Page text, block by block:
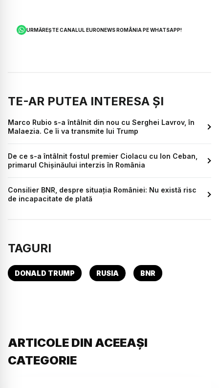
URMĂREȘTE CANALUL EURONEWS ROMÂNIA PE WHATSAPP!
TE-AR PUTEA INTERESA ȘI
Marco Rubio s-a întâlnit din nou cu Serghei Lavrov, în
Malaezia. Ce îi va transmite lui Trump
De ce s-a întâlnit fostul premier Ciolacu cu Ion Ceban,
primarul Chișinăului interzis în România
Consilier BNR, despre situația României: Nu există risc
de incapacitate de plată
TAGURI
DONALD TRUMP RUSIA BNR
ARTICOLE DIN ACEEAȘI
CATEGORIE